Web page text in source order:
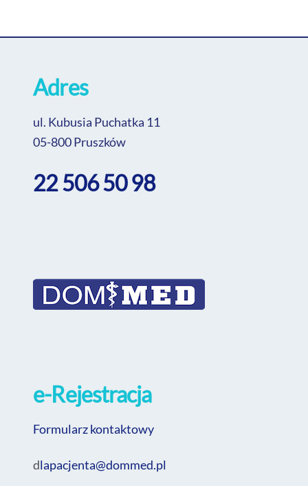
Adres
ul. Kubusia Puchatka 11
05-800 Pruszków
22 506 50 98
e-Rejestracja
Formularz kontaktowy
dlapacjenta@dommed.pl